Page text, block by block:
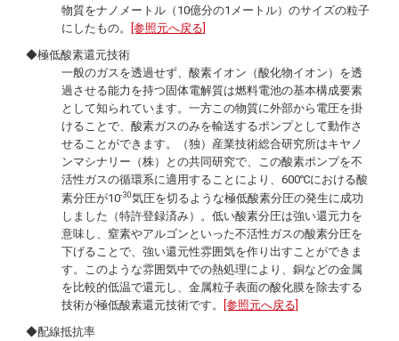
物質をナノメートル（10億分の1メートル）のサイズの粒子
にしたもの。
[参照元へ戻る]
◆極低酸素還元技術
一般のガスを透過せず、酸素イオン（酸化物イオン）を透
過させる能力を持つ固体電解質は燃料電池の基本構成要素
として知られています。一方この物質に外部から電圧を掛
けることで、酸素ガスのみを輸送するポンプとして動作さ
せることができます。（独）産業技術総合研究所はキヤノ
ンマシナリー（株）との共同研究で、この酸素ポンプを不
活性ガスの循環系に適用することにより、600℃における酸
素分圧が10-30気圧を切るような極低酸素分圧の発生に成功
しました（特許登録済み）。低い酸素分圧は強い還元力を
意味し、窒素やアルゴンといった不活性ガスの酸素分圧を
下げることで、強い還元性雰囲気を作り出すことができま
す。このような雰囲気中での熱処理により、銅などの金属
を比較的低温で還元し、金属粒子表面の酸化膜を除去する
技術が極低酸素還元技術です。
[参照元へ戻る]
◆配線抵抗率